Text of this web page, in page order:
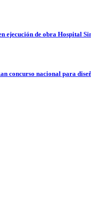
ejecución de obra Hospital
concurso nacional para